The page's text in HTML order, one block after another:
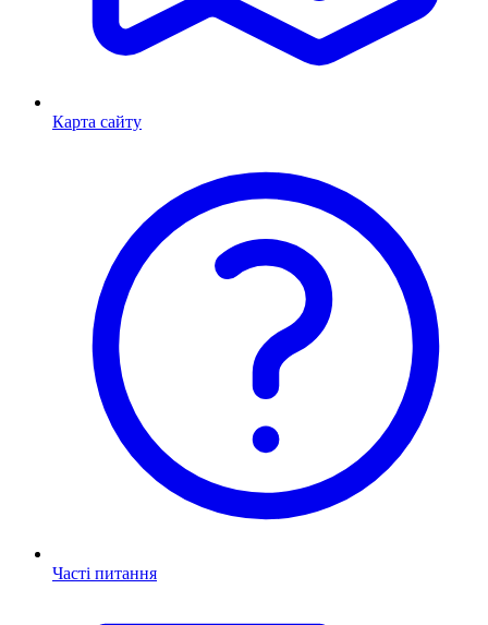
Карта сайту
Часті питання